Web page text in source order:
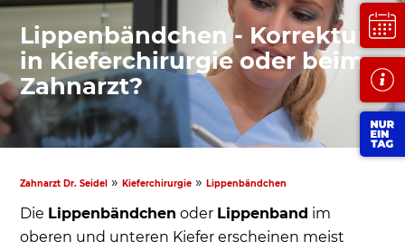
Zahnarzt Dr. Seidel »Kieferchirurgie »Lippenbändchen
Lippenbändchen - Korrektur
in Kieferchirurgie oder beim
Zahnarzt?
Die Lippenbändchen oder Lippenband im
oberen und unteren Kiefer erscheinen meist